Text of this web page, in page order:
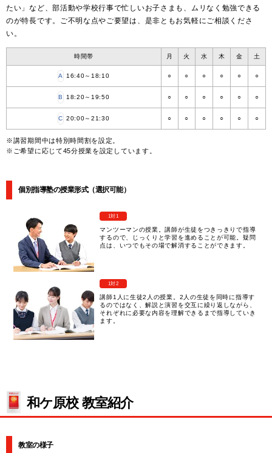
たい」など、部活動や学校行事で忙しいお子さまも、ムリなく勉強できる
のが特長です。ご不明な点やご要望は、是非ともお気軽にご相談くださ
い。
時間帯 月 火 水 木 金 土
A 16:40～18:10 ○ ○ ○ ○ ○ ○
B 18:20～19:50 ○ ○ ○ ○ ○ ○
C 20:00～21:30 ○ ○ ○ ○ ○ ○
※講習期間中は特別時間割を設定。
※ご希望に応じて45分授業を設定しています。
個別指導塾の授業形式（選択可能）
1対1
マンツーマンの授業。講師が生徒をつきっきりで指導
するので、じっくりと学習を進めることが可能。疑問
点は、いつでもその場で解消することができます。
1対2
講師1人に生徒2人の授業。2人の生徒を同時に指導す
るのではなく、解説と演習を交互に繰り返しながら、
それぞれに必要な内容を理解できるまで指導していき
ます。
和ケ原校 教室紹介
教室の様子